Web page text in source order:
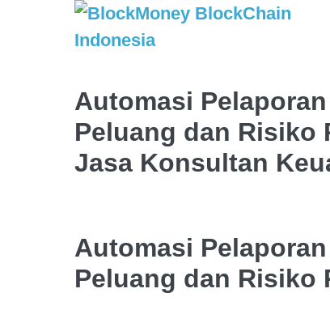
Automasi
Peluang dan Risiko
Jasa Konsultan
Automasi
Peluang dan Risiko